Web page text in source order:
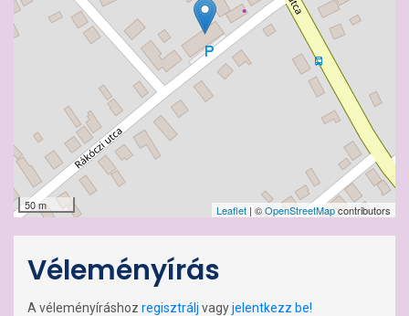
50 m Leaflet | ©OpenStreetMapcontributors
Véleményírás
A véleményíráshoz regisztrálj vagyjelentkezz be!